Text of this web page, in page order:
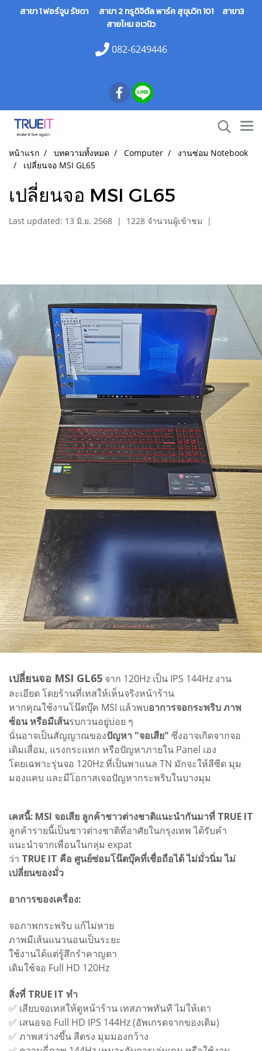
สาขา 1 ฟอร์จูน รัชดา สาขา 2 ทรูดิจิตัล พาร์ค สุขุมวิท 101 สาขา3
สายไหม อเวนิว
082-6249446
หน้าแรก บทความทั้งหมด Computer
งานซ่อม Notebook
เปลี่ยนจอ MSI GL65
เปลี่ยนจอ MSI GL65
Last updated: 13 มิ.ย. 2568 | 1228 จำนวนผู้เข้าชม |
เปลี่ยนจอ MSI GL65 จาก 120Hz เป็น IPS 144Hz งาน
ละเอียด โดยร้านที่เทสให้เห็นจริงหน้าร้าน
หากคุณใช้งานโน๊ตบุ๊ค MSI แล้วพบอาการจอกระพริบ ภาพ
ซ้อน หรือมีเส้นรบกวนอยู่บ่อย ๆ
นั่นอาจเป็นสัญญาณของปัญหา "จอเสีย" ซึ่งอาจเกิดจากจอ
เดิมเสื่อม, แรงกระแทก หรือปัญหาภายใน Panel เอง
โดยเฉพาะรุ่นจอ 120Hz ที่เป็นพาแนล TN มักจะให้สีซีด มุม
มองแคบ และมีโอกาสเจอปัญหากระพริบในบางมุม
เคสนี้: MSI จอเสีย ลูกค้าชาวต่างชาติแนะนำกันมาที่ TRUE IT
ลูกค้ารายนี้เป็นชาวต่างชาติที่อาศัยในกรุงเทพ ได้รับคำ
แนะนำจากเพื่อนในกลุ่ม expat
ว่า TRUE IT คือ ศูนย์ซ่อมโน๊ตบุ๊คที่เชื่อถือได้ ไม่มั่วนิ่ม ไม่
เปลี่ยนของมั่ว
อาการของเครื่อง:
จอภาพกระพริบ แก้ไม่หาย
ภาพมีเส้นแนวนอนเป็นระยะ
ใช้งานได้แต่รู้สึกรำคาญตา
เดิมใช้จอ Full HD 120Hz
สิ่งที่ TRUE IT ทำ
✅ เสียบจอเทสให้ดูหน้าร้าน เทสภาพทันที ไม่ให้เดา
✅ เสนอจอ Full HD IPS 144Hz (อัพเกรดจากของเดิม)
✅ ภาพสว่างขึ้น สีตรง มุมมองกว้าง